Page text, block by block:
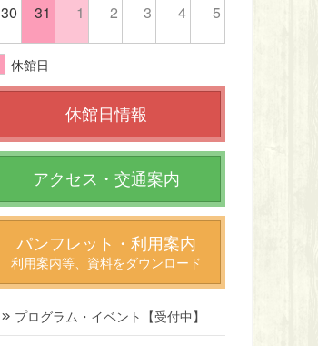
30 31 1 2 3 4 5
休館日
休館日情報
アクセス・交通案内
パンフレット・利用案内
利用案内等、資料をダウンロード
プログラム・イベント【受付中】